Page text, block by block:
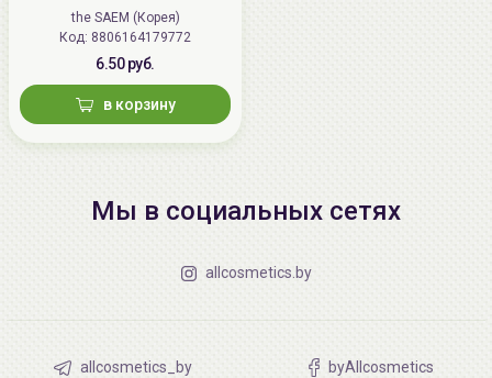
the SAEM (Корея)
Код: 8806164179772
6.50 руб.
в корзину
Мы в социальных сетях
allcosmetics.by
allcosmetics_by byAllcosmetics